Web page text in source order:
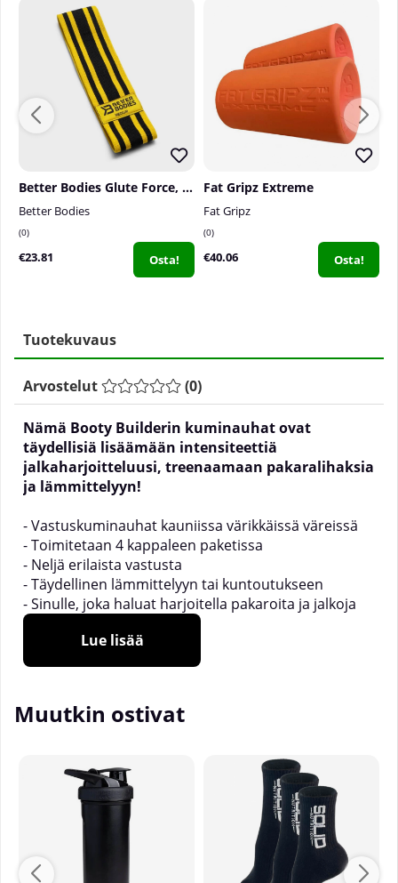
Better Bodies Glute Force, black/yellow
Better Bodies
0
€23.81 Osta!
Fat Gripz Extreme
Fat Gripz
0
€40.06 Osta!
Tuotekuvaus
Arvostelut (0)
Nämä Booty Builderin kuminauhat ovat
täydellisiä lisäämään intensiteettiä
jalkaharjoitteluusi, treenaamaan pakaralihaksia
ja lämmittelyyn!
- Vastuskuminauhat kauniissa värikkäissä väreissä
- Toimitetaan 4 kappaleen paketissa
- Neljä erilaista vastusta
- Täydellinen lämmittelyyn tai kuntoutukseen
- Sinulle, joka haluat harjoitella pakaroita ja jalkoja
Lue lisää
Muutkin ostivat